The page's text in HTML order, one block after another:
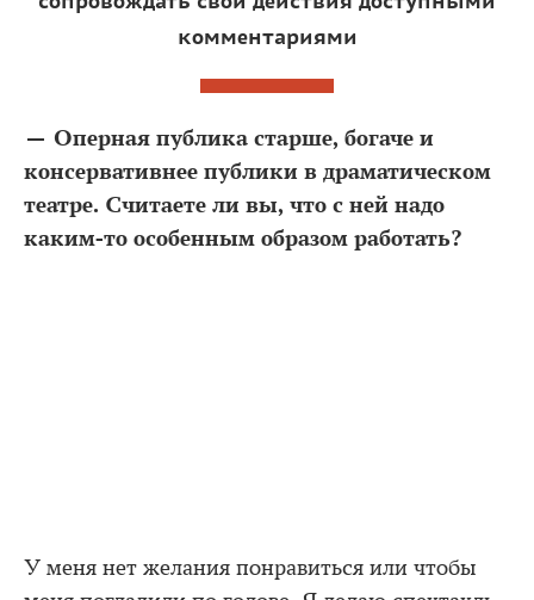
комментариями
— Оперная публика старше, богаче и
консервативнее публики в драматическом
театре. Считаете ли вы, что с ней надо
каким-то особенным образом работать?
У меня нет желания понравиться или чтобы